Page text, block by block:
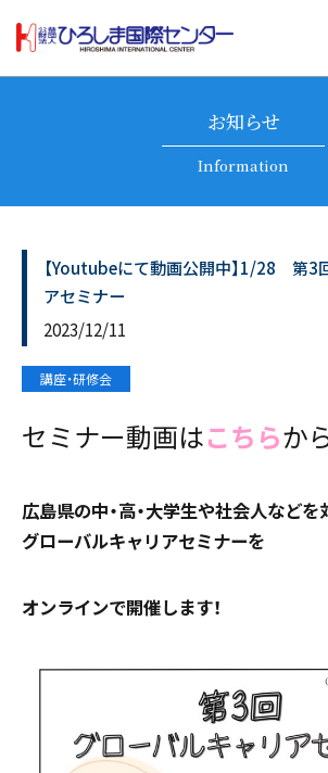
お知らせ
Information
【Youtubeにて動画公開中】1/28 第3
アセミナー
2023/12/11
講座・研修会
セミナー動画はこちらか
広島県の中・高・大学生や社会人などを
グローバルキャリアセミナーを
オンラインで開催します！